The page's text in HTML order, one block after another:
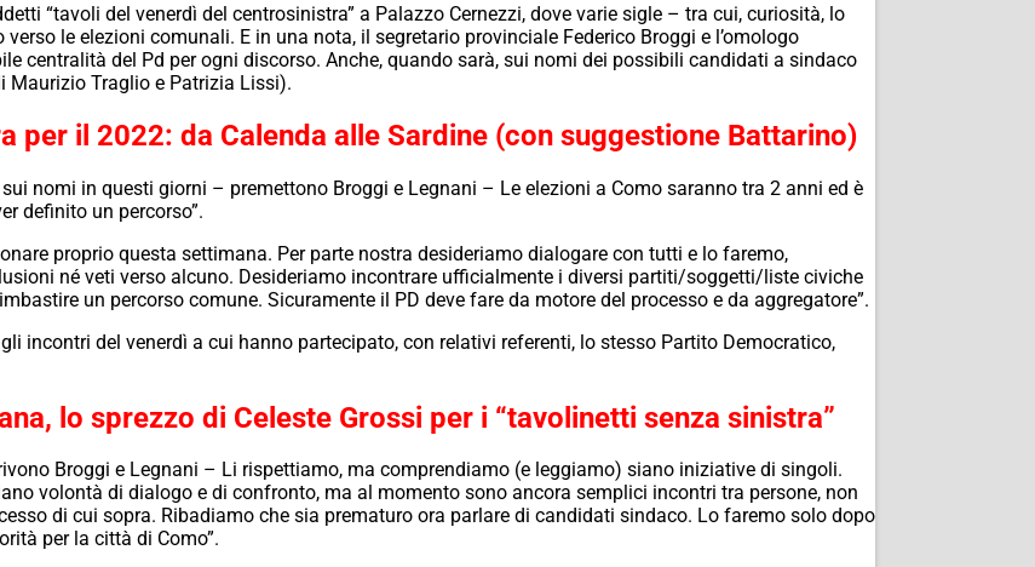
“tavoli del venerdì del centrosinistra” a Palazzo Cernezzi, dove varie sigle – tra cui, curiosità, lo
le elezioni comunali. E in una nota, il segretario provinciale Federico Broggi e l’omologo
centralità del Pd per ogni discorso. Anche, quando sarà, sui nomi dei possibili candidati a sindaco
Maurizio Traglio e Patrizia Lissi).
per il 2022: da Calenda alle Sardine (con suggestione Battarino)
nomi in questi giorni – premettono Broggi e Legnani – Le elezioni a Como saranno tra 2 anni ed è
definito un percorso”.
proprio questa settimana. Per parte nostra desideriamo dialogare con tutti e lo faremo,
né veti verso alcuno. Desideriamo incontrare ufficialmente i diversi partiti/soggetti/liste civiche
un percorso comune. Sicuramente il PD deve fare da motore del processo e da aggregatore”.
incontri del venerdì a cui hanno partecipato, con relativi referenti, lo stesso Partito Democratico,
lo sprezzo di Celeste Grossi per i “tavolinetti senza sinistra”
Broggi e Legnani – Li rispettiamo, ma comprendiamo (e leggiamo) siano iniziative di singoli.
volontà di dialogo e di confronto, ma al momento sono ancora semplici incontri tra persone, non
di cui sopra. Ribadiamo che sia prematuro ora parlare di candidati sindaco. Lo faremo solo dopo
per la città di Como”.